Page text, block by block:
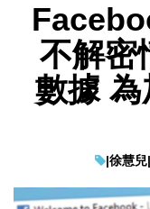
Facebook
科技焦點
網絡生活
EduTech
不解密
數據
|徐慧兒|